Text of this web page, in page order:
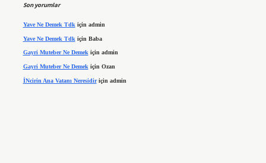
Son yorumlar
Yave Ne Demek Tdk için admin
Yave Ne Demek Tdk için Baba
Gayri Muteber Ne Demekiçin admin
Gayri Muteber Ne Demek için Ozan
İNcirin Ana Vatanı Neresidiriçin admin